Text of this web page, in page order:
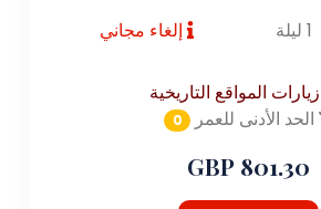
إلغاء مجاني
زيارات المواقع التاريخية
الحد الأدنى للعمر
0
801.30 GBP